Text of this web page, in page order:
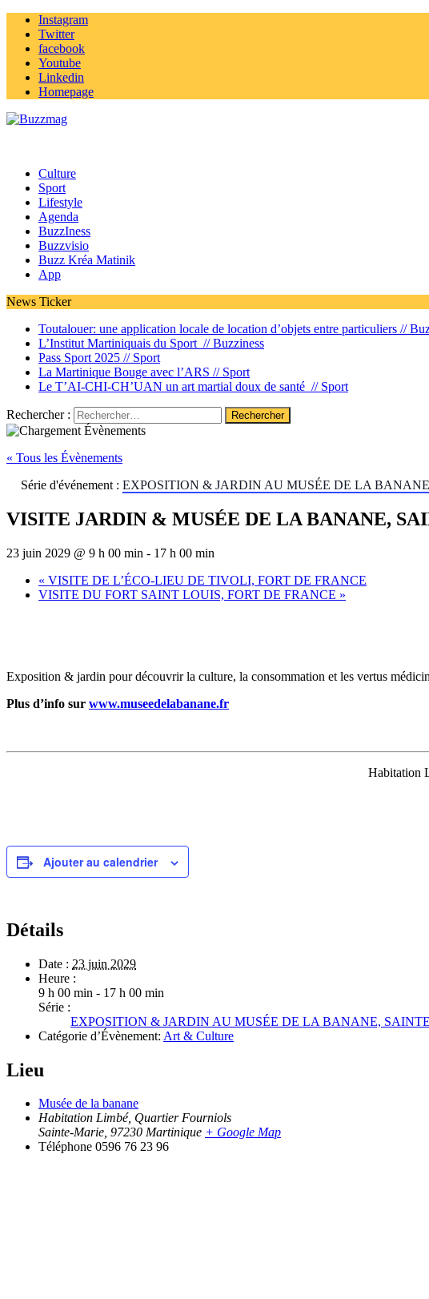
Instagram
Twitter
facebook
Youtube
Linkedin
Homepage
Culture
Sport
Lifestyle
Agenda
BuzzIness
Buzzvisio
Buzz Kréa Matinik
App
News Ticker
Toutalouer: une application locale de location d’objets entre particuliers //
L’Institut Martiniquais du Sport //Buzziness
Pass Sport 2025 // Sport
La Martinique Bouge avec l’ARS // Sport
Le T’AI-CHI-CH’UAN un art martial doux de santé // Sport
Rechercher :
« Tous les Évènements
Série d'événement : EXPOSITION & JARDIN AU MUSÉE DE LA
VISITE JARDIN & MUSÉE DE LA BANANE,
23 juin 2029 @ 9 h 00 min - 17 h 00 min
« VISITE DE L’ÉCO-LIEU DE TIVOLI, FORT DE FRANCE
VISITE DU FORT SAINT LOUIS, FORT DE FRANCE »
Exposition & jardin pour découvrir la culture, la consommation et les vertus
Plus d’info sur www.museedelabanane.fr
Habitation
Ajouter au calendrier
Détails
Date : 23 juin 2029
Heure :
9 h 00 min - 17 h 00 min
Série :
EXPOSITION & JARDIN AU MUSÉE DE LA BANANE,
Catégorie d’Évènement: Art & Culture
Lieu
Musée de la banane
Habitation Limbé, Quartier Fourniols
Sainte-Marie, 97230 Martinique + Google Map
Téléphone 0596 76 23 96